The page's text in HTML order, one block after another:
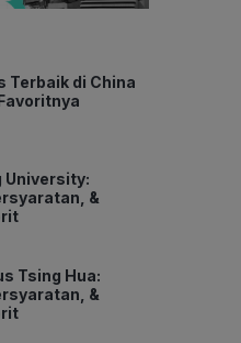
Terbaik di China
University:
&
Tsing Hua:
&